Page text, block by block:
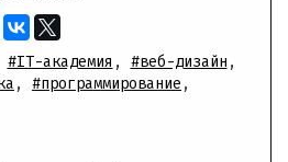
#IT-академия , #веб-дизайн ,
, #программирование ,